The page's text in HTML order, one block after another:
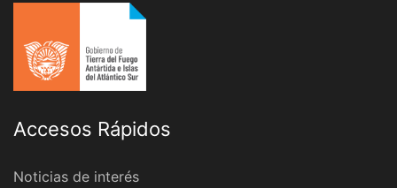
Accesos Rápidos
Noticias de interés